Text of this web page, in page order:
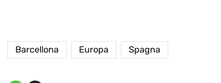
Barcellona Europa Spagna